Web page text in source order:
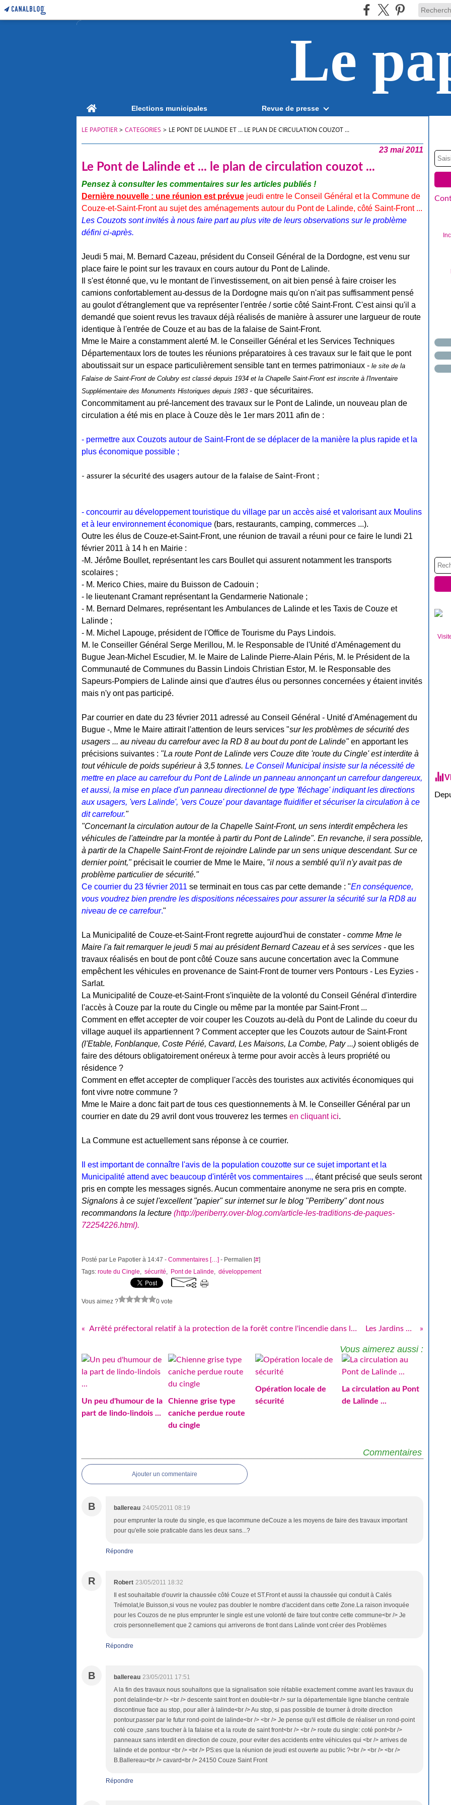
Le
Home Elections municipales Revue de presse
LE PAPOTIER > CATEGORIES > LE PONT DE LALINDE ET ... LE PLAN DE CIRCULATION COUZOT ...
23 mai 2011
Le Pont de Lalinde et ... le plan de circulation couzot ...
Pensez à consulter les commentaires sur les articles publiés !
Dernière nouvelle : une réunion est prévue jeudi entre le Conseil Général et la Commune de
Couze-et-Saint-Front au sujet des aménagements autour du Pont de Lalinde, côté Saint-Front ...
Les Couzots sont invités à nous faire part au plus vite de leurs observations sur le problème
défini ci-après.
Jeudi 5 mai, M. Bernard Cazeau, président du Conseil Général de la Dordogne, est venu sur
place faire le point sur les travaux en cours autour du Pont de Lalinde.
Il s'est étonné que, vu le montant de l'investissement, on ait bien pensé à faire croiser les
camions confortablement au-dessus de la Dordogne mais qu'on n'ait pas suffisamment pensé
au goulot d'étranglement que va représenter l'entrée / sortie côté Saint-Front. C'est ainsi qu'il a
demandé que soient revus les travaux déjà réalisés de manière à assurer une largueur de route
identique à l'entrée de Couze et au bas de la falaise de Saint-Front.
Mme le Maire a constamment alerté M. le Conseiller Général et les Services Techniques
Départementaux lors de toutes les réunions préparatoires à ces travaux sur le fait que le pont
aboutissait sur un espace particulièrement sensible tant en termes patrimoniaux - le site de la
Falaise de Saint-Front de Colubry est classé depuis 1934 et la Chapelle Saint-Front est inscrite à l'Inventaire
Supplémentaire des Monuments Historiques depuis 1983 - que sécuritaires.
Concommitament au pré-lancement des travaux sur le Pont de Lalinde, un nouveau plan de
circulation a été mis en place à Couze dès le 1er mars 2011 afin de :
- permettre aux Couzots autour de Saint-Front de se déplacer de la manière la plus rapide et la
plus économique possible ;
- assurer la sécurité des usagers autour de la falaise de Saint-Front ;
- concourrir au développement touristique du village par un accès aisé et valorisant aux Moulins
et à leur environnement économique (bars, restaurants, camping, commerces ...).
Outre les élus de Couze-et-Saint-Front, une réunion de travail a réuni pour ce faire le lundi 21
février 2011 à 14 h en Mairie :
-M. Jérôme Boullet, représentant les cars Boullet qui assurent notamment les transports
scolaires ;
- M. Merico Chies, maire du Buisson de Cadouin ;
- le lieutenant Cramant représentant la Gendarmerie Nationale ;
- M. Bernard Delmares, représentant les Ambulances de Lalinde et les Taxis de Couze et
Lalinde ;
- M. Michel Lapouge, président de l'Office de Tourisme du Pays Lindois.
M. le Conseiller Général Serge Merillou, M. le Responsable de l'Unité d'Aménagement du
Bugue Jean-Michel Escudier, M. le Maire de Lalinde Pierre-Alain Péris, M. le Président de la
Communauté de Communes du Bassin Lindois Christian Estor, M. le Responsable des
Sapeurs-Pompiers de Lalinde ainsi que d'autres élus ou personnes concernées y étaient invités
mais n'y ont pas participé.
Par courrier en date du 23 février 2011 adressé au Conseil Général - Unité d'Aménagement du
Bugue -, Mme le Maire attirait l'attention de leurs services "sur les problèmes de sécurité des
usagers ... au niveau du carrefour avec la RD 8 au bout du pont de Lalinde"en apportant les
précisions suivantes : "La route Pont de Lalinde vers Couze dite 'route du Cingle' est interdite à
tout véhicule de poids supérieur à 3,5 tonnes. Le Conseil Municipal insiste sur la nécessité de
mettre en place au carrefour du Pont de Lalinde un panneau annonçant un carrefour dangereux,
et aussi, la mise en place d'un panneau directionnel de type 'fléchage' indiquant les directions
aux usagers, 'vers Lalinde', 'vers Couze' pour davantage fluidifier et sécuriser la circulation à ce
dit carrefour."
"Concernant la circulation autour de la Chapelle Saint-Front, un sens interdit empêchera les
véhicules de l'atteindre par la montée à partir du Pont de Lalinde". En revanche, il sera possible,
à partir de la Chapelle Saint-Front de rejoindre Lalinde par un sens unique descendant. Sur ce
dernier point," précisait le courrier de Mme le Maire, "il nous a semblé qu'il n'y avait pas de
problème particulier de sécurité."
Ce courrier du 23 février 2011 se terminait en tous cas par cette demande : "En conséquence,
vous voudrez bien prendre les dispositions nécessaires pour assurer la sécurité sur la RD8 au
niveau de ce carrefour."
La Municipalité de Couze-et-Saint-Front regrette aujourd'hui de constater - comme Mme le
Maire l'a fait remarquer le jeudi 5 mai au président Bernard Cazeau et à ses services - que les
travaux réalisés en bout de pont côté Couze sans aucune concertation avec la Commune
empêchent les véhicules en provenance de Saint-Front de tourner vers Pontours - Les Eyzies -
Sarlat.
La Municipalité de Couze-et-Saint-Front s'inquiète de la volonté du Conseil Général d'interdire
l'accès à Couze par la route du Cingle ou même par la montée par Saint-Front ...
Comment en effet accepter de voir couper les Couzots au-delà du Pont de Lalinde du coeur du
village auquel ils appartiennent ? Comment accepter que les Couzots autour de Saint-Front
(l'Etable, Fonblanque, Coste Périé, Cavard, Les Maisons, La Combe, Paty ...) soient obligés de
faire des détours obligatoirement onéreux à terme pour avoir accès à leurs propriété ou
résidence ?
Comment en effet accepter de compliquer l'accès des touristes aux activités économiques qui
font vivre notre commune ?
Mme le Maire a donc fait part de tous ces questionnements à M. le Conseiller Général par un
courrier en date du 29 avril dont vous trouverez les termes en cliquant ici.
La Commune est actuellement sans réponse à ce courrier.
Il est important de connaître l'avis de la population couzotte sur ce sujet important et la
Municipalité attend avec beaucoup d'intérêt vos commentaires ..., étant précisé que seuls seront
pris en compte les messages signés. Aucun commentaire anonyme ne sera pris en compte.
Signalons à ce sujet l'excellent "papier" sur internet sur le blog "Perriberry" dont nous
recommandons la lecture (http://periberry.over-blog.com/article-les-traditions-de-paques-
72254226.html).
Posté par Le Papotier à 14:47 - Commentaires […] - Permalien [#]
Tags: route du Cingle, sécurité, Pont de Lalinde, développement
Vous aimez ? 0 vote
Arrêté préfectoral relatif à la protection de la forêt contre l'incendie dans le département de la Dordogne Les Jardins de Marie
Vous aimerez aussi :
Un peu d'humour de la
part de lindo-lindois ...
Chienne grise type
caniche perdue route
du cingle
Opération locale de
sécurité
La circulation au Pont
de Lalinde ...
Commentaires
Ajouter un commentaire
B ballereau 24/05/2011 08:19
pour emprunter la route du single, es que lacommune deCouze a les moyens de faire des travaux important
pour qu'elle soie praticable dans les deux sans...?
Répondre
R Robert 23/05/2011 18:32
Il est souhaitable d'ouvrir la chaussée côté Couze et ST.Front et aussi la chaussée qui conduit à Calés
Trémolat,le Buisson,si vous ne voulez pas doubler le nombre d'accident dans cette Zone.La raison invoquée
pour les Couzos de ne plus emprunter le single est une volonté de faire tout contre cette commune<br /> Je
crois personnellement que 2 camions qui arriverons de front dans Lalinde vont créer des Problèmes
Répondre
B ballereau 23/05/2011 17:51
A la fin des travaux nous souhaitons que la signalisation soie rétablie exactement comme avant les travaux du
pont delalinde<br /> <br /> descente saint front en double<br /> sur la départementale ligne blanche centrale
discontinue face au stop, pour aller à lalinde<br /> Au stop, si pas possible de tourner à droite direction
pontour,passer par le futur rond-point de lalinde<br /> <br /> Je pense qu'il est difficile de réaliser un rond-point
coté couze ,sans toucher à la falaise et a la route de saint front<br /> <br /> route du single: coté pont<br />
panneaux sans interdit en direction de couze, pour eviter des accidents entre véhicules qui <br /> arrives de
lalinde et de pontour <br /> <br /> PS:es que la réunion de jeudi est ouverte au public ?<br /> <br /> <br />
B.Ballereau<br /> cavard<br /> 24150 Couze Saint Front
Répondre